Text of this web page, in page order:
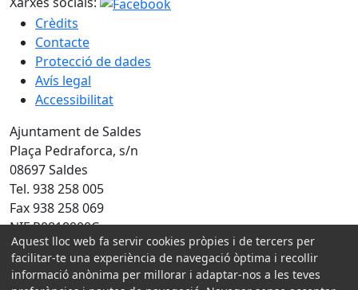
Crèdits
Contacte
Protecció de dades
Avís legal
Accessibilitat
Ajuntament de Saldes
Plaça Pedraforca, s/n
08697 Saldes
Tel. 938 258 005
Fax 938 258 069
NIF P0818900C
Amb la col·laboració de:
Aquest lloc web fa servir cookies pròpies i de tercers per
facilitar-te una experiència de navegació òptima i recollir
informació anònima per millorar i adaptar-nos a les teves